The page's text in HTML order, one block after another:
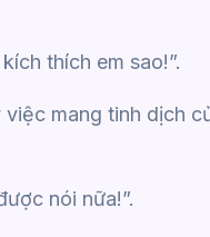
thích em sao!”.
mang tinh dịch
nói nữa!”.